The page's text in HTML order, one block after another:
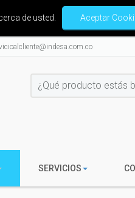
de usted. Aceptar
SERVICIOS